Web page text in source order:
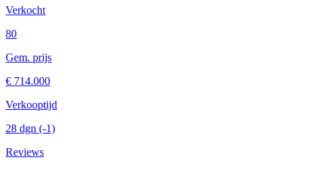
Verkocht
80
Gem. prijs
€ 714.000
Verkooptijd
28 dgn (-1)
Reviews